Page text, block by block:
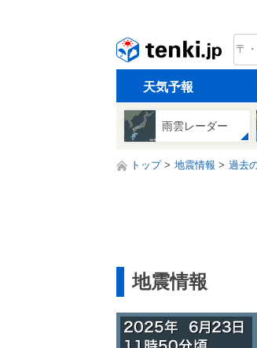
天気予報
雨雲レーダー
トップ 地震情報 過去
地震情報